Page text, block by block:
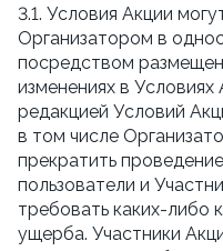
3.1. Условия Акции
Организатором в
посредством
изменениях в
редакцией Условий
в том числе
прекратить
пользователи и
требовать каких-либо
ущерба. Участники